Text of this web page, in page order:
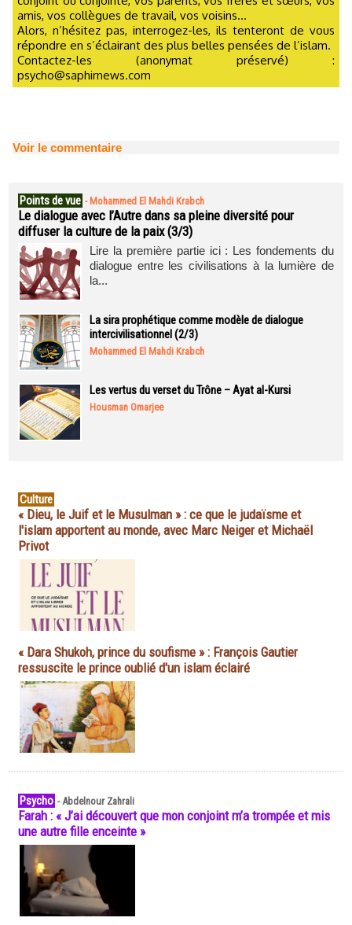
amis, vos collègues de travail, vos voisins...
Alors, n’hésitez pas, interrogez-les, ils tenteront de vous
répondre en s’éclairant des plus belles pensées de l’islam.
Contactez-les (anonymat préservé) :
psycho@saphirnews.com
Voir le commentaire
Points de vue - Mohammed El Mahdi Krabch
Le dialogue avec l’Autre dans sa pleine diversité pour
diffuser la culture de la paix (3/3)
Lire la première partie ici : Les fondements du
dialogue entre les civilisations à la lumière de
la...
La sira prophétique comme modèle de dialogue
intercivilisationnel (2/3)
Mohammed El Mahdi Krabch
Les vertus du verset du Trône – Ayat al-Kursi
Housman Omarjee
Culture
« Dieu, le Juif et le Musulman » : ce que le judaïsme et
l'islam apportent au monde, avec Marc Neiger et Michaël
Privot
« Dara Shukoh, prince du soufisme » : François Gautier
ressuscite le prince oublié d'un islam éclairé
Psycho -Abdelnour Zahrali
Farah : « J’ai découvert que mon conjoint m’a trompée et mis
une autre fille enceinte »